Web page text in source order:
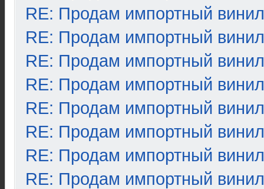
RE: Продам импортный винил
RE: Продам импортный винил
RE: Продам импортный винил
RE: Продам импортный винил
RE: Продам импортный винил
RE: Продам импортный винил
RE: Продам импортный винил
RE: Продам импортный винил